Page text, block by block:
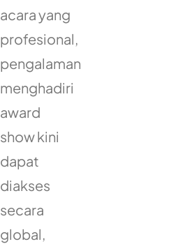
acara yang
profesional,
pengalaman
menghadiri
award
show kini
dapat
diakses
secara
global,